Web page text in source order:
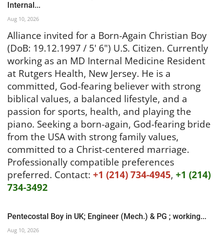
Internal...
Aug 10, 2026
Alliance invited for a Born-Again Christian Boy
(DoB: 19.12.1997 / 5' 6") U.S. Citizen. Currently
working as an MD Internal Medicine Resident
at Rutgers Health, New Jersey. He is a
committed, God-fearing believer with strong
biblical values, a balanced lifestyle, and a
passion for sports, health, and playing the
piano. Seeking a born-again, God-fearing bride
from the USA with strong family values,
committed to a Christ-centered marriage.
Professionally compatible preferences
preferred. Contact: +1 (214) 734-4945, +1 (214)
734-3492
Pentecostal Boy in UK; Engineer (Mech.) & PG ; working...
Aug 10, 2026